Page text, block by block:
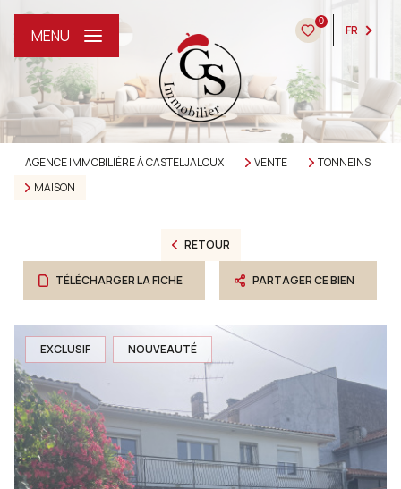
0
FR
MENU
AGENCE IMMOBILIÈRE À CASTELJALOUX VENTE
TONNEINS
MAISON
RETOUR
TÉLÉCHARGER LA FICHE PARTAGER CE BIEN
EXCLUSIF NOUVEAUTÉ